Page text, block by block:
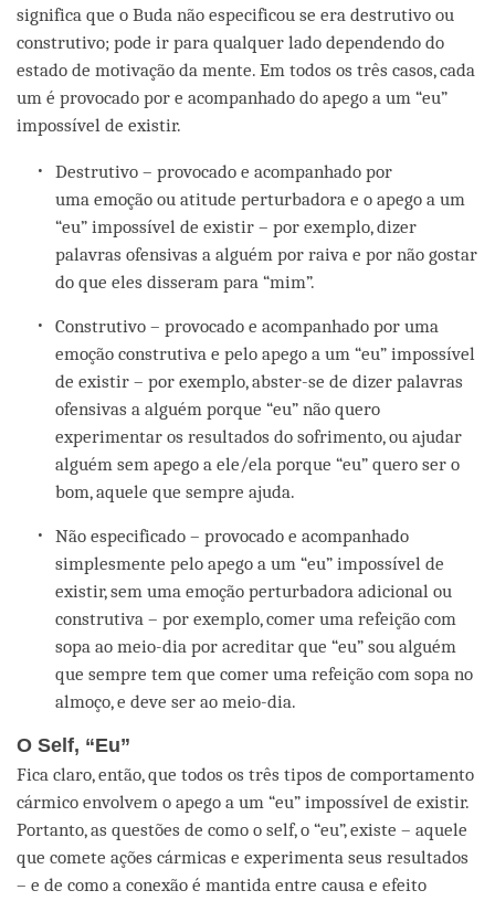
significa que o Buda não especificou se era destrutivo ou
construtivo; pode ir para qualquer lado dependendo do
estado de motivação da mente. Em todos os três casos, cada
um é provocado por e acompanhado do apego a um “eu”
impossível de existir.
Destrutivo – provocado e acompanhado por
uma emoção ou atitude perturbadora e o apego a um
“eu” impossível de existir – por exemplo, dizer
palavras ofensivas a alguém por raiva e por não gostar
do que eles disseram para “mim”.
Construtivo – provocado e acompanhado por uma
emoção construtiva e pelo apego a um “eu” impossível
de existir – por exemplo, abster-se de dizer palavras
ofensivas a alguém porque “eu” não quero
experimentar os resultados do sofrimento, ou ajudar
alguém sem apego a ele/ela porque “eu” quero ser o
bom, aquele que sempre ajuda.
Não especificado – provocado e acompanhado
simplesmente pelo apego a um “eu” impossível de
existir, sem uma emoção perturbadora adicional ou
construtiva – por exemplo, comer uma refeição com
sopa ao meio-dia por acreditar que “eu” sou alguém
que sempre tem que comer uma refeição com sopa no
almoço, e deve ser ao meio-dia.
O Self, “Eu”
Fica claro, então, que todos os três tipos de comportamento
cármico envolvem o apego a um “eu” impossível de existir.
Portanto, as questões de como o self, o “eu”, existe – aquele
que comete ações cármicas e experimenta seus resultados
– e de como a conexão é mantida entre causa e efeito